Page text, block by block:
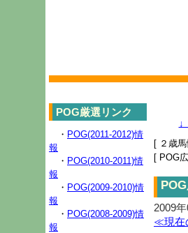
2009
≪現在
POG厳選リンク
・ POG(2011-2012)情
報
・ POG(2010-2011)情
報
・ POG(2009-2010)情
報
・ POG(2008-2009)情
報
↓
[ ２歳
[ POG